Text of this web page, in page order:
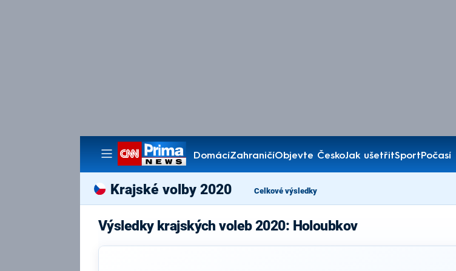
DomácíZahraničíObjevte ČeskoJak ušetřitSportPočasí
Pořady
Krajské volby 2020 Celkové výsledky
Výsledky krajských voleb 2020: Holoubkov